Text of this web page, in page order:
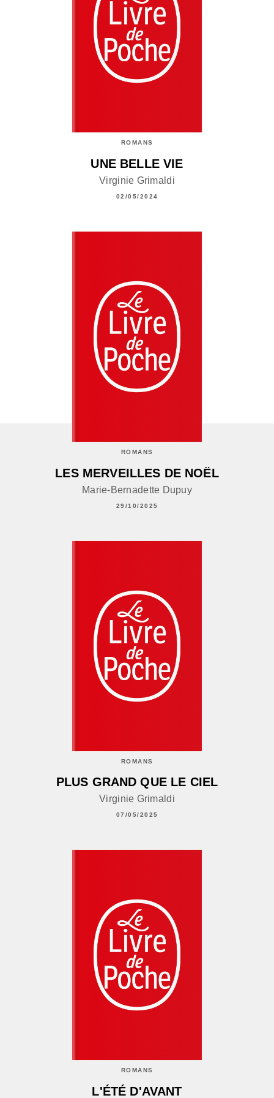
ROMANS
UNE BELLE VIE
Virginie Grimaldi
02/05/2024
ROMANS
LES MERVEILLES DE NOËL
Marie-Bernadette Dupuy
29/10/2025
ROMANS
PLUS GRAND QUE LE CIEL
Virginie Grimaldi
07/05/2025
ROMANS
L'ÉTÉ D'AVANT